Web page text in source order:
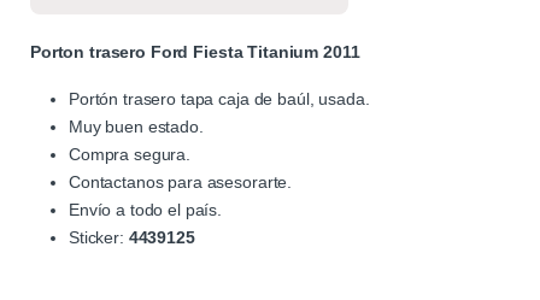
Porton trasero Ford Fiesta Titanium 2011
Portón trasero tapa caja de baúl, usada.
Muy buen estado.
Compra segura.
Contactanos para asesorarte.
Envío a todo el país.
Sticker: 4439125